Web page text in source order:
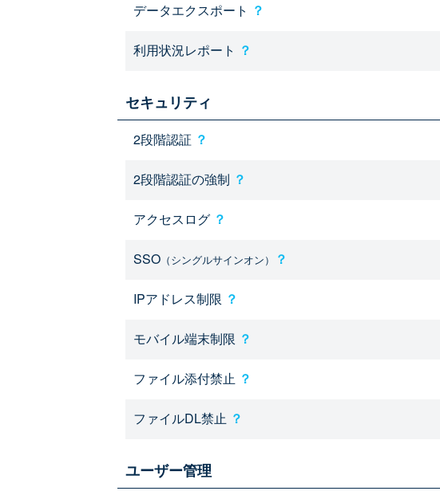
データエクスポート ？
利用状況レポート ？
セキュリティ
2段階認証 ？
2段階認証の強制 ？
アクセスログ ？
SSO （シングルサインオン） ？
IPアドレス制限 ？
モバイル端末制限 ？
ファイル添付禁止 ？
ファイルDL禁止 ？
ユーザー管理